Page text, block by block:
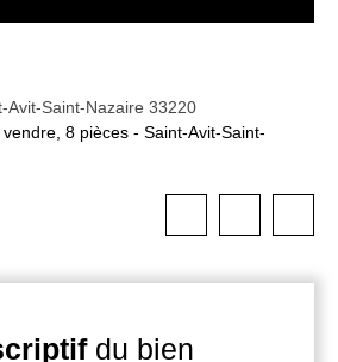
Avit-Saint-Nazaire 33220
8 pièces - Saint-Avit-Saint-
du bien